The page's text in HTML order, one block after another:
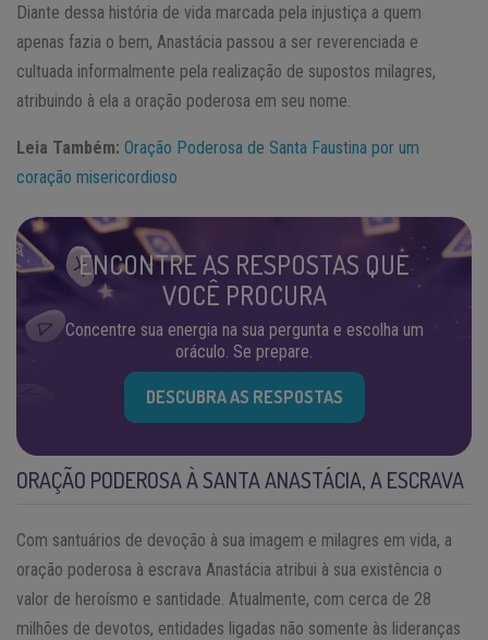
Diante dessa história de vida marcada pela injustiça a quem
apenas fazia o bem, Anastácia passou a ser reverenciada e
cultuada informalmente pela realização de supostos milagres,
atribuindo à ela a oração poderosa em seu nome.
Leia Também: Oração Poderosa de Santa Faustina por um
coração misericordioso
ENCONTRE AS RESPOSTAS QUE
VOCÊ PROCURA
Concentre sua energia na sua pergunta e escolha um
oráculo. Se prepare.
DESCUBRA AS RESPOSTAS
ORAÇÃO PODEROSA À SANTA ANASTÁCIA, A ESCRAVA
Com santuários de devoção à sua imagem e milagres em vida, a
oração poderosa à escrava Anastácia atribui à sua existência o
valor de heroísmo e santidade. Atualmente, com cerca de 28
milhões de devotos, entidades ligadas não somente às lideranças